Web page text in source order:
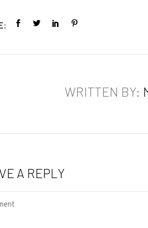
WRITTEN BY:
A REPLY